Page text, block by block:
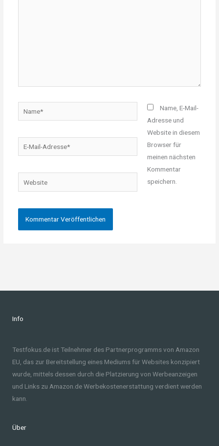
Mail-
Website
Name, E-Mail-
Adresse und
Website in diesem
Browser für
meinen nächsten
Kommentar
speichern.
Info
Testfokus.de ist Teilnehmer des Partnerprogramms von Amazon
EU, das zur Bereitstellung eines Mediums für Websites konzipiert
wurde, mittels dessen durch die Platzierung von Werbeanzeigen
und Links zu Amazon.de Werbekostenerstattung verdient werden
kann.
Über